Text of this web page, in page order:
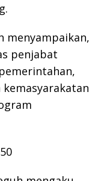
menyampaikan,
penjabat